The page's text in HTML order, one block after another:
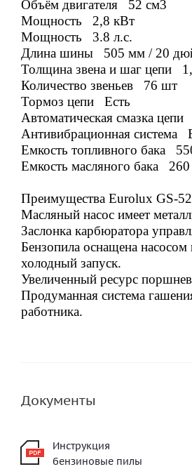
Объём двигателя 52 см3
Мощность 2,8 кВт
Мощность 3.8 л.с.
Длина шины 505 мм / 20
Толщина звена и шаг цепи
Количество звеньев 76 шт
Тормоз цепи Есть
Автоматическая смазка
Антивибрационная система
Емкость топливного бака
Емкость масляного бака
Преимущества Eurolux GS-
Масляный насос имеет
Заслонка карбюратора
Бензопила оснащена
холодный запуск.
Увеличенный ресурс
Продуманная система
работника.
Документы
Инструкция
бензиновые пилы